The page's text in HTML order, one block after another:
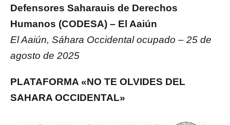
Defensores Saharauis de Derechos
Humanos (CODESA) – El Aaiún
El Aaiún, Sáhara Occidental ocupado – 25 de
agosto de 2025
PLATAFORMA «NO TE OLVIDES DEL
SAHARA OCCIDENTAL»